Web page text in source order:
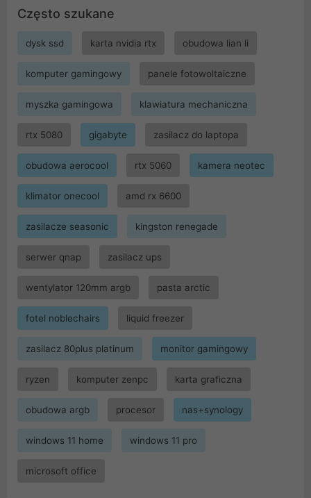
Często szukane
dysk ssd karta nvidia rtx obudowa lian li
komputer gamingowy panele fotowoltaiczne
myszka gamingowa klawiatura mechaniczna
rtx 5080 gigabyte zasilacz do laptopa
obudowa aerocool rtx 5060 kamera neotec
klimator onecool amd rx 6600
zasilacze seasonic kingston renegade
serwer qnap zasilacz ups
wentylator 120mm argb pasta arctic
fotel noblechairs liquid freezer
zasilacz 80plus platinum monitor gamingowy
ryzen komputer zenpc karta graficzna
obudowa argb procesor nas+synology
windows 11 home windows 11 pro
microsoft office